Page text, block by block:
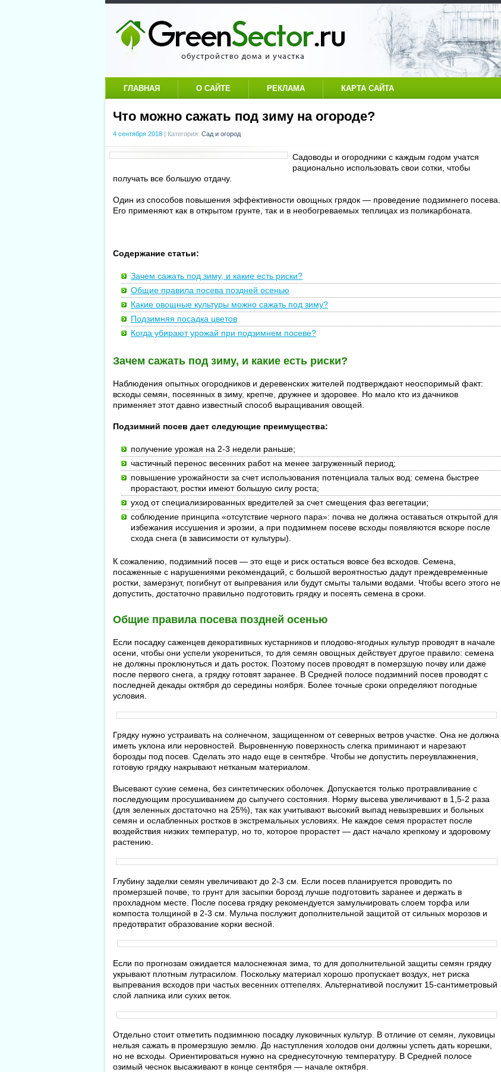
ГЛАВНАЯ О САЙТЕ РЕКЛАМА КАРТА САЙТА
Что можно сажать под зиму на огороде?
4 сентября 2018 | Категория: Сад и огород
Садоводы и огородники с каждым годом учатся
рационально использовать свои сотки, чтобы
получать все большую отдачу.
Один из способов повышения эффективности овощных грядок — проведение подзимнего посева.
Его применяют как в открытом грунте, так и в необогреваемых теплицах из поликарбоната.
Содержание статьи:
Зачем сажать под зиму, и какие есть риски?
Общие правила посева поздней осенью
Какие овощные культуры можно сажать под зиму?
Подзимняя посадка цветов
Когда убирают урожай при подзимнем посеве?
Зачем сажать под зиму, и какие есть риски?
Наблюдения опытных огородников и деревенских жителей подтверждают неоспоримый факт:
всходы семян, посеянных в зиму, крепче, дружнее и здоровее. Но мало кто из дачников
применяет этот давно известный способ выращивания овощей.
Подзимний посев дает следующие преимущества:
получение урожая на 2-3 недели раньше;
частичный перенос весенних работ на менее загруженный период;
повышение урожайности за счет использования потенциала талых вод: семена быстрее
прорастают, ростки имеют большую силу роста;
уход от специализированных вредителей за счет смещения фаз вегетации;
соблюдение принципа «отсутствие черного пара»: почва не должна оставаться открытой для
избежания иссушения и эрозии, а при подзимнем посеве всходы появляются вскоре после
схода снега (в зависимости от культуры).
К сожалению, подзимний посев — это еще и риск остаться вовсе без всходов. Семена,
посаженные с нарушениями рекомендаций, с большой вероятностью дадут преждевременные
ростки, замерзнут, погибнут от выпревания или будут смыты талыми водами. Чтобы всего этого не
допустить, достаточно правильно подготовить грядку и посеять семена в сроки.
Общие правила посева поздней осенью
Если посадку саженцев декоративных кустарников и плодово-ягодных культур проводят в начале
осени, чтобы они успели укорениться, то для семян овощных действует другое правило: семена
не должны проклюнуться и дать росток. Поэтому посев проводят в померзшую почву или даже
после первого снега, а грядку готовят заранее. В Средней полосе подзимний посев проводят с
последней декады октября до середины ноября. Более точные сроки определяют погодные
условия.
Грядку нужно устраивать на солнечном, защищенном от северных ветров участке. Она не должна
иметь уклона или неровностей. Выровненную поверхность слегка приминают и нарезают
борозды под посев. Сделать это надо еще в сентябре. Чтобы не допустить переувлажнения,
готовую грядку накрывают нетканым материалом.
Высевают сухие семена, без синтетических оболочек. Допускается только протравливание с
последующим просушиванием до сыпучего состояния. Норму высева увеличивают в 1,5-2 раза
(для зеленных достаточно на 25%), так как учитывают высокий выпад невызревших и больных
семян и ослабленных ростков в экстремальных условиях. Не каждое семя прорастет после
воздействия низких температур, но то, которое прорастет — даст начало крепкому и здоровому
растению.
Глубину заделки семян увеличивают до 2-3 см. Если посев планируется проводить по
промерзшей почве, то грунт для засыпки борозд лучше подготовить заранее и держать в
прохладном месте. После посева грядку рекомендуется замульчировать слоем торфа или
компоста толщиной в 2-3 см. Мульча послужит дополнительной защитой от сильных морозов и
предотвратит образование корки весной.
Если по прогнозам ожидается малоснежная зима, то для дополнительной защиты семян грядку
укрывают плотным лутрасилом. Поскольку материал хорошо пропускает воздух, нет риска
выпревания всходов при частых весенних оттепелях. Альтернативой послужит 15-сантиметровый
слой лапника или сухих веток.
Отдельно стоит отметить подзимнюю посадку луковичных культур. В отличие от семян, луковицы
нельзя сажать в промерзшую землю. До наступления холодов они должны успеть дать корешки,
но не всходы. Ориентироваться нужно на среднесуточную температуру. В Средней полосе
озимый чеснок высаживают в конце сентября — начале октября.